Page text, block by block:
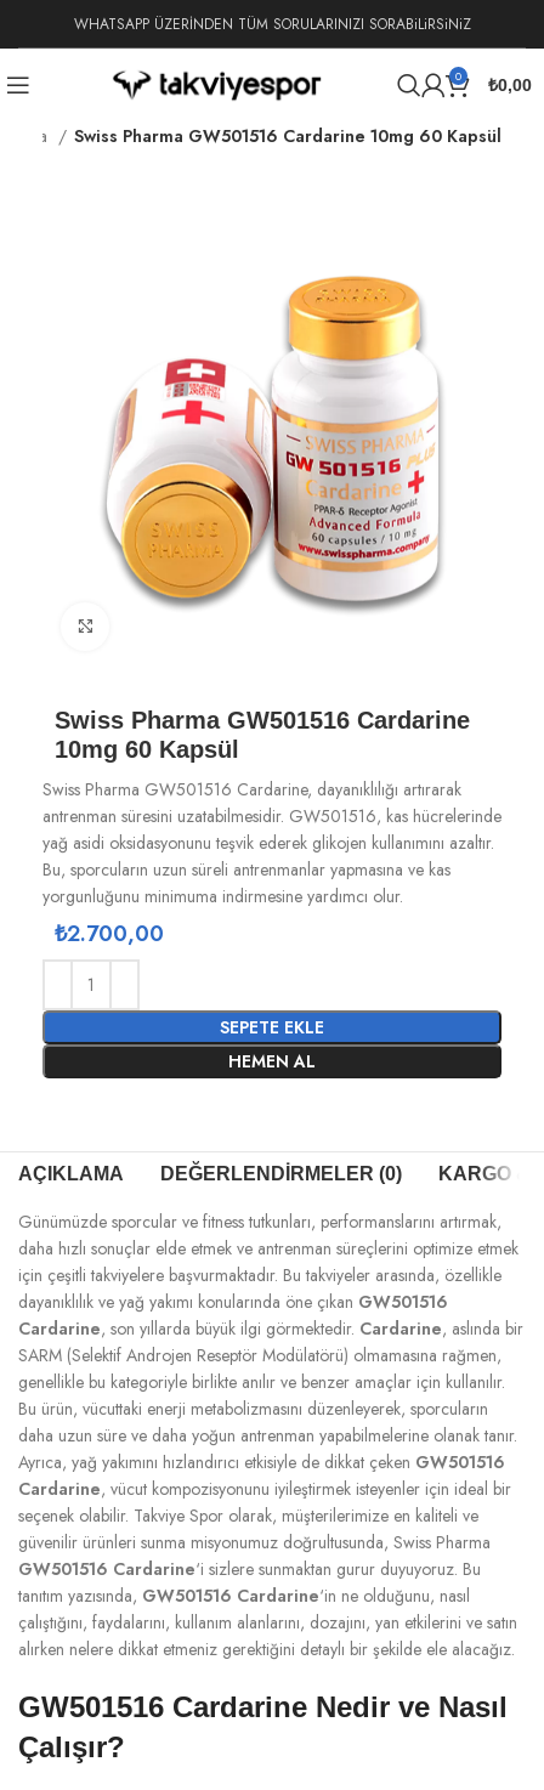
WHATSAPP ÜZERİNDEN TÜM SORULARINIZI SORABiLiRSiNiZ
0 ₺0,00
Swiss Pharma GW501516 Cardarine 10mg 60 Kapsül
Swiss Pharma GW501516 Cardarine
10mg 60 Kapsül
Swiss Pharma GW501516 Cardarine, dayanıklılığı artırarak
antrenman süresini uzatabilmesidir. GW501516, kas hücrelerinde
yağ asidi oksidasyonunu teşvik ederek glikojen kullanımını azaltır.
Bu, sporcuların uzun süreli antrenmanlar yapmasına ve kas
yorgunluğunu minimuma indirmesine yardımcı olur.
₺2.700,00
SEPETE EKLE
HEMEN AL
AÇIKLAMA DEĞERLENDIRMELER (0) KARGO &
Günümüzde sporcular ve fitness tutkunları, performanslarını artırmak,
daha hızlı sonuçlar elde etmek ve antrenman süreçlerini optimize etmek
için çeşitli takviyelere başvurmaktadır. Bu takviyeler arasında, özellikle
dayanıklılık ve yağ yakımı konularında öne çıkan GW501516
Cardarine, son yıllarda büyük ilgi görmektedir. Cardarine, aslında bir
SARM (Selektif Androjen Reseptör Modülatörü) olmamasına rağmen,
genellikle bu kategoriyle birlikte anılır ve benzer amaçlar için kullanılır.
Bu ürün, vücuttaki enerji metabolizmasını düzenleyerek, sporcuların
daha uzun süre ve daha yoğun antrenman yapabilmelerine olanak tanır.
Ayrıca, yağ yakımını hızlandırıcı etkisiyle de dikkat çeken GW501516
Cardarine, vücut kompozisyonunu iyileştirmek isteyenler için ideal bir
seçenek olabilir. Takviye Spor olarak, müşterilerimize en kaliteli ve
güvenilir ürünleri sunma misyonumuz doğrultusunda, Swiss Pharma
GW501516 Cardarine‘i sizlere sunmaktan gurur duyuyoruz. Bu
tanıtım yazısında, GW501516 Cardarine‘in ne olduğunu, nasıl
çalıştığını, faydalarını, kullanım alanlarını, dozajını, yan etkilerini ve satın
alırken nelere dikkat etmeniz gerektiğini detaylı bir şekilde ele alacağız.
GW501516 Cardarine Nedir ve Nasıl
Çalışır?